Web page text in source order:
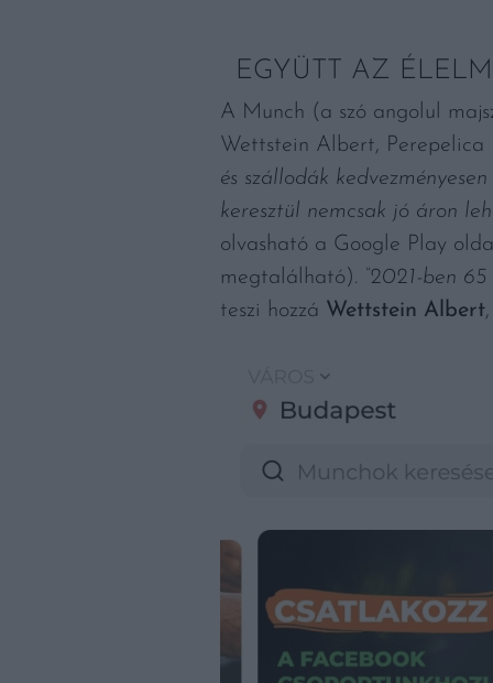
EGYÜTT AZ
A Munch (a szó angolul
Wettstein Albert, Perepelica
és szállodák
keresztül nemcsak jó áron
olvasható a Google Play
megtalálható). “2021-ben
teszi hozzá Wettstein Albert